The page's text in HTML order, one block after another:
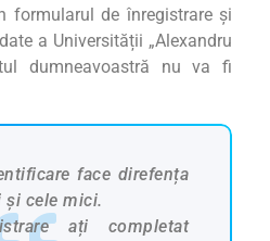
formularul de înregistrare și
a Universității „Alexandru
dumneavoastră nu va fi
face direfența
și cele mici.
ați completat